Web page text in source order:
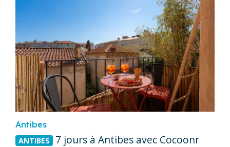
Antibes
ANTIBES 7 jours à Antibes avec Cocoonr